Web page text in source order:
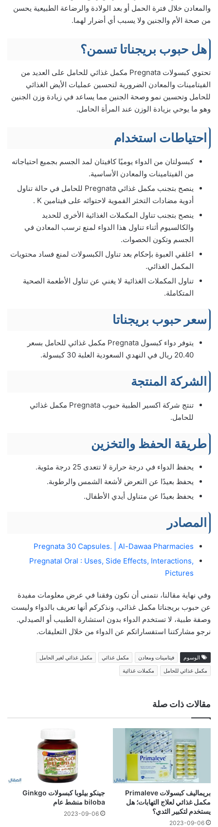
والمعادن خلال فترة الحمل أو بعد الولادة والرضاعة الطبيعية يحسن
من صحة الأم والجنين ولا يسبب أي أضرار لهما.
هل حبوب بريجناتا تسمن؟
تحتوي كبسولات Pregnata مكمل غذائي للحامل على العديد من
الفيتامينات والمعادن الضرورية لتحسين عمليات الأيض الغذائي
للحامل وتحسين نمو وصحة الجنين مما يساعد في زيادة وزن الجنين
وهو ما يوحي بزيادة الوزن عند المرأة الحامل.
احتياطات استخدام
كبسولتان من الدواء يوميًا كافيتان لمد الجسم بجميع احتياجاته
من الفيتامينات والمعادن الأساسية.
ينصح بتجنب مكمل غذائي Pregnata للحامل في حالة تناول
أدوية مضادات التخثر الفموية لاحتوائه على فيتامين K .
ينصح بتجنب تناول المكملات الغذائية الأخرى للحديد
والكالسيوم أثناء تناول هذا الدواء لمنع ترسب المعادن في
الجسم وتكون الحصوات.
اغلقي العبوة بإحكام بعد تناول الكبسولات لمنع فساد محتويات
المكمل الغذائي.
تناول المكملات الغذائية لا يغني عن تناول الأطعمة الصحية
المتكاملة.
سعر حبوب بريجناتا
يتوفر دواء كبسول Pregnata مكمل غذائي للحامل بسعر
20.40 ريال في النهدي السعودية العلبة 30 كبسولة.
الشركة المنتجة
تنتج شركة اكسير الطبية حبوب Pregnata مكمل غذائي
للحامل.
طريقة الحفظ والتخزين
يحفظ الدواء في درجة حرارة لا تتعدى 25 درجة مئوية.
يحفظ بعيدًا عن التعرض لأشعة الشمس والرطوبة.
يحفظ بعيدًا عن متناول أيدي الأطفال.
المصادر
Pregnata 30 Capsules. | Al-Dawaa Pharmacies
Pregnatal Oral : Uses, Side Effects, Interactions,
Pictures
وفي نهاية مقالنا، نتمنى أن نكون وفقنا في عرض معلومات مفيدة
عن حبوب بريجناتا مكمل غذائي، ونذكركم أنها تعريف بالدواء وليست
وصفة طبية، لا تستخدم الدواء بدون استشارة الطبيب أو الصيدلي.
نرجو مشاركتنا استفساراتكم عن الدواء من خلال التعليقات.
الوسوم فيتامينات ومعادن مكمل غذائي
مكمل غذائي لغير الحامل
مكمل غذائي للحامل
مكملات غذائية
مقالات ذات صلة
بريماليف كبسولات Primaleve
مكمل غذائي لعلاج التهابات؛ هل
يستخدم لتكبير الثدي؟
2023-09-06
جينكو بيلوبا كبسولات Ginkgo
biloba منشط عام
2023-09-06